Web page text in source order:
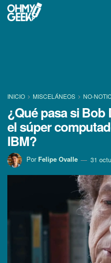
INICIO MISCELÁNEOS NO-
¿Qué pasa si
el súper
IBM?
Por Felipe Ovalle 31